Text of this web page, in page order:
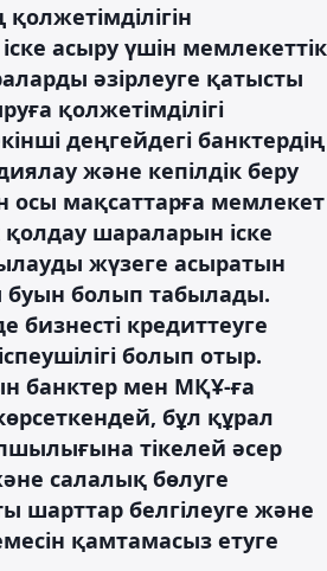
асыру үшін мемлекеттік
әзірлеуге қатысты
қолжетімділігі
деңгейдегі банктердің
және кепілдік беру
осы мақсаттарға мемлекет
шараларын іске
жүзеге асыратын
болып табылады.
бизнесті кредиттеуге
болып отыр.
банктер мен МҚҰ-ға
бұл құрал
тікелей әсер
салалық бөлуге
шарттар белгілеуге және
қамтамасыз етуге